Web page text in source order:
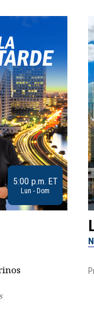
5:00 p.m. ET
Lun - Dom